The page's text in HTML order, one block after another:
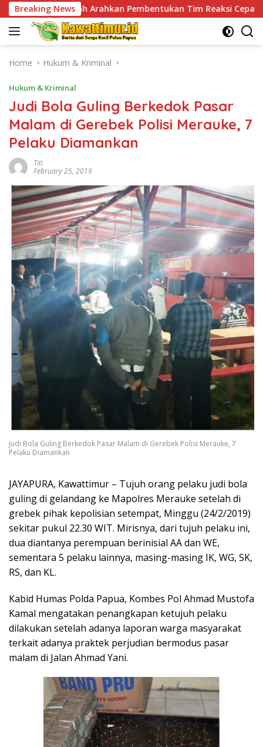
Skip
to
content
Breaking News
Pembentukan Tim Reaksi Cepat Bencana Jaga
Home Hukum & Kriminal
Hukum & Kriminal
Judi Bola Guling Berkedok Pasar
Malam di Gerebek Polisi Merauke, 7
Pelaku Diamankan
Titi
February 25, 2019
Judi Bola Guling Berkedok Pasar Malam di Gerebek Polisi Merauke, 7
Pelaku Diamankan
JAYAPURA, Kawattimur – Tujuh orang pelaku judi bola
guling di gelandang ke Mapolres Merauke setelah di
grebek pihak kepolisian setempat, Minggu (24/2/2019)
sekitar pukul 22.30 WIT. Mirisnya, dari tujuh pelaku ini,
dua diantanya perempuan berinisial AA dan WE,
sementara 5 pelaku lainnya, masing-masing IK, WG, SK,
RS, dan KL.
Kabid Humas Polda Papua, Kombes Pol Ahmad Mustofa
Kamal mengatakan penangkapan ketujuh pelaku
dilakukan setelah adanya laporan warga masyarakat
terkait adanya praktek perjudian bermodus pasar
malam di Jalan Ahmad Yani.